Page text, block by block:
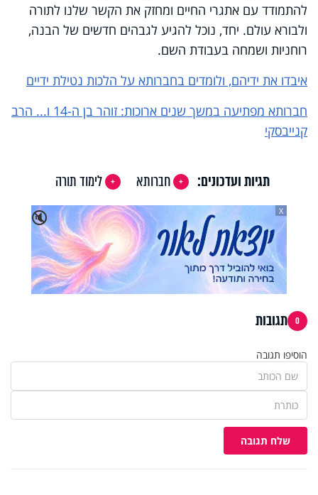
להתמודד עם אתגרי החיים ומחזק את הקשר שלנו לתורה
ולבורא עולם. יחד, נוכל להגיע לגבהים חדשים של הבנה,
רוחניות ושמחה בעבודת השם.
איבדו את ידיהם, ולומדים בחברותא על הלכות נטילת ידיים
חברותא מפתיעה במשך שנים ארוכות: זוהר בן ה-14 ו... הרב
קנייבסקי
תגיות ועדכונים: חברותא
לימוד תורה
🔇
X
0 תגובות
הוסיפו תגובה
שלח תגובה